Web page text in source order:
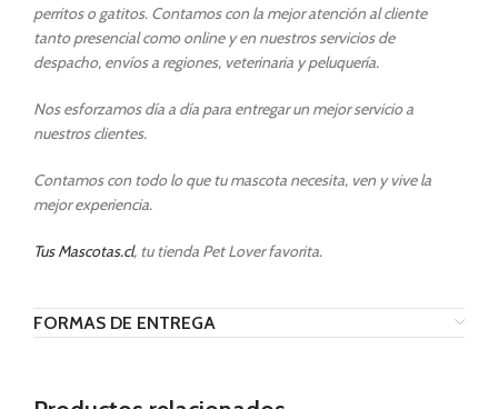
perritos o gatitos. Contamos con la mejor atención al cliente
tanto presencial como online y en nuestros servicios de
despacho, envíos a regiones, veterinaria y peluquería.
Nos esforzamos día a día para entregar un mejor servicio a
nuestros clientes.
Contamos con todo lo que tu mascota necesita, ven y vive la
mejor experiencia.
Tus Mascotas.cl, tu tienda Pet Lover favorita.
FORMAS DE ENTREGA